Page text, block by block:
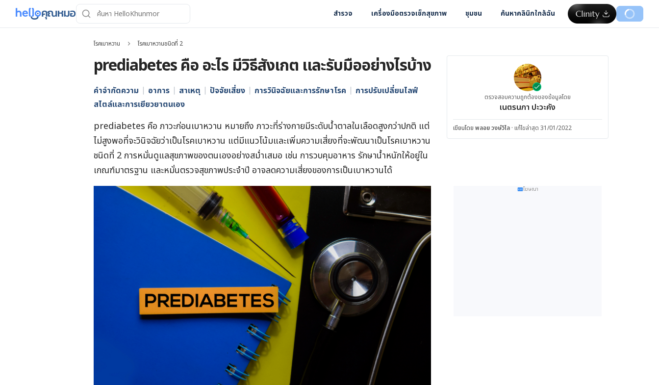
สำรวจ เครื่องมือตรวจเช็กสุขภาพ ชุมชน ค้นหาคลินิกใกล้ฉัน
โรคเบาหวาน โรคเบาหวานชนิดที่ 2
prediabetes คือ อะไร มีวิธีสังเกต และรับมืออย่างไรบ้าง
คำจำกัดความ อาการ สาเหตุ ปัจจัยเสี่ยง การวินิจฉัยและการรักษาโรค
การปรับเปลี่ยนไลฟ์
สไตล์และการเยียวยาตนเอง
prediabetes คือ ภาวะก่อนเบาหวาน หมายถึง ภาวะที่ร่างกายมีระดับน้ำตาลในเลือดสูงกว่าปกติ แต่
ไม่สูงพอที่จะวินิจฉัยว่าเป็นโรคเบาหวาน แต่มีแนวโน้มและเพิ่มความเสี่ยงที่จะพัฒนาเป็นโรคเบาหวาน
ชนิดที่ 2 การหมั่นดูแลสุขภาพของตนเองอย่างสม่ำเสมอ เช่น การวบคุมอาหาร รักษาน้ำหนักให้อยู่ใน
เกณฑ์มาตรฐาน และหมั่นตรวจสุขภาพประจำปี อาจลดความเสี่ยงของการเป็นเบาหวานได้
ตรวจสอบความถูกต้องของข้อมูลโดย
เนตรนภา ปะวะคัง
เขียนโดย พลอย วงษ์วิไล · แก้ไขล่าสุด 31/01/2022
โฆษณา